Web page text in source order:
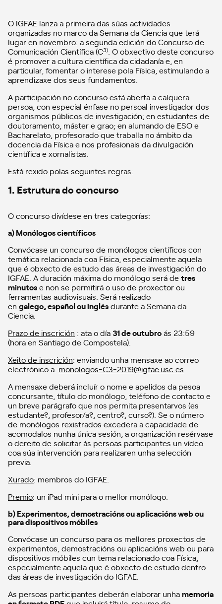
O IGFAE lanza a primeira das súas actividades
organizadas no marco da Semana da Ciencia que terá
lugar en novembro: a segunda edición do Concurso de
Comunicación Científica (C3) . O obxectivo deste concurso
é promover a cultura científica da cidadanía e, en
particular, fomentar o interese pola Física, estimulando a
aprendizaxe dos seus fundamentos.
A participación no concurso está aberta a calquera
persoa, con especial énfase no persoal investigador dos
organismos públicos de investigación; en estudantes de
doutoramento, máster e grao; en alumando de ESO e
Bacharelato, profesorado que traballa no ámbito da
docencia da Física e nos profesionais da divulgación
científica e xornalistas.
Está rexido polas seguintes regras:
1. Estrutura do concurso
O concurso divídese en tres categorías:
a) Monólogos científicos
Convócase un concurso de monólogos científicos con
temática relacionada coa Física, especialmente aquela
que é obxecto de estudo das áreas de investigación do
IGFAE. A duración máxima do monólogo será detres
minutose non se permitirá o uso de proxector ou
ferramentas audiovisuais. Será realizado
en galego,español ou inglésdurante a Semana da
Ciencia.
Prazo de inscrición : ata o día31 de outubroás 23:59
(hora en Santiago de Compostela).
Xeito de inscrición: enviando unha mensaxe ao correo
electrónico a: monologos-C3-2019@igfae.usc.es
A mensaxe deberá incluír o nome e apelidos da pesoa
concursante, título do monólogo, teléfono de contacto e
un breve parágrafo que nos permita presentarvos (es
estudante?, profesor/a?, centro?, curso?). Se o número
de monólogos rexistrados excedera a capacidade de
acomodalos nunha única sesión, a organización resérvase
o dereito de solicitar ás persoas participantes un vídeo
coa súa intervención para realizaren unha selección
previa.
Xurado: membros do IGFAE.
Premio: un iPad mini para o mellor monólogo.
b) Experimentos, demostracións ou aplicacións web ou
para dispositivos móbiles
Convócase un concurso para os mellores proxectos de
experimentos, demostracións ou aplicacións web ou para
dispositivos móbiles cun tema relacionado coa Física,
especialmente aquela que é obxecto de estudo dentro
das áreas de investigación do IGFAE.
As persoas participantes deberán elaborar unhamemoria